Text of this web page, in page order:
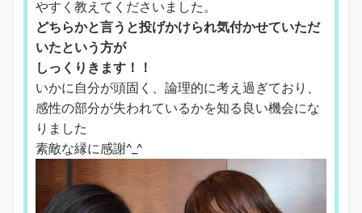
やすく教えてくださいました。
どちらかと言うと投げかけられ気付かせていただ
いたという方が
しっくりきます！！
いかに自分が頭固く、論理的に考え過ぎており、
感性の部分が失われているかを知る良い機会にな
りました
素敵な縁に感謝^_^